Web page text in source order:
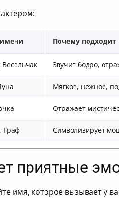
Почему подходит
Звучит бодро,
Мягкое, нежное,
Отражает
Граф Символизирует
приятные
имя, которое вызывает у